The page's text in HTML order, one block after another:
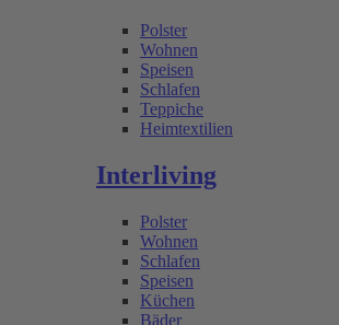
Polster
Wohnen
Speisen
Schlafen
Teppiche
Heimtextilien
Interliving
Polster
Wohnen
Schlafen
Speisen
Küchen
Bäder